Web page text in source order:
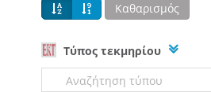
Καθαρισμός
Tύπος τεκμηρίου